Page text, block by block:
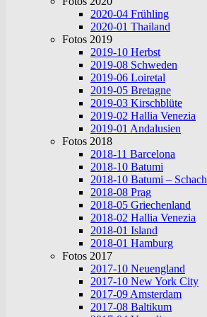
2020-04 Frühling
2020-01 Thailand
Fotos 2019
2019-10 Herbst
2019-08 Schweden
2019-06 Loiretal
2019-05 Bretagne
2019-03 Kirschblüte
2019-02 Hallia Venezia
2019-01 Andalusien
Fotos 2018
2018-11 Barcelona
2018-10 Batumi
2018-10 Batumi – Schach
2018-08 Prag
2018-05 Griechenland
2018-02 Hallia Venezia
2018-01 Island
2018-01 Hamburg
Fotos 2017
2017-10 Neuengland
2017-10 New York City
2017-09 Amsterdam
2017-08 Baltikum